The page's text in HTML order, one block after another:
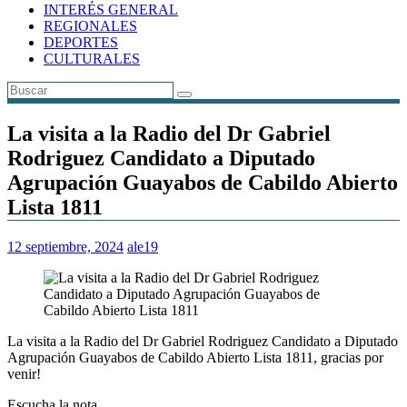
INTERÉS GENERAL
REGIONALES
DEPORTES
CULTURALES
La visita a la Radio del Dr Gabriel
Rodriguez Candidato a Diputado
Agrupación Guayabos de Cabildo Abierto
Lista 1811
12 septiembre, 2024 ale19
La visita a la Radio del Dr Gabriel Rodriguez Candidato a Diputado
Agrupación Guayabos de Cabildo Abierto Lista 1811, gracias por
venir!